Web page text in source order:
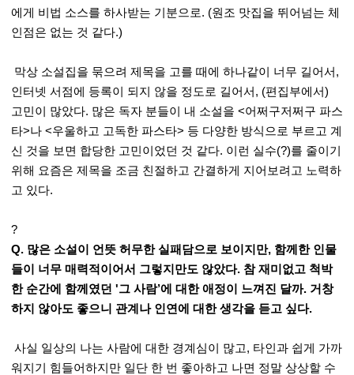
에게 비법 소스를 하사받는 기분으로. (원조 맛집을 뛰어넘는 체
인점은 없는 것 같다.)
막상 소설집을 묶으려 제목을 고를 때에 하나같이 너무 길어서,
인터넷 서점에 등록이 되지 않을 정도로 길어서, (편집부에서)
고민이 많았다. 많은 독자 분들이 내 소설을 <어쩌구저쩌구 파스
타>나 <우울하고 고독한 파스타> 등 다양한 방식으로 부르고 계
신 것을 보면 합당한 고민이었던 것 같다. 이런 실수(?)를 줄이기
위해 요즘은 제목을 조금 친절하고 간결하게 지어보려고 노력하
고 있다.
?
Q. 많은 소설이 언뜻 허무한 실패담으로 보이지만, 함께한 인물
들이 너무 매력적이어서 그렇지만도 않았다. 참 재미없고 척박
한 순간에 함께였던 '그 사람’에 대한 애정이 느껴진 달까. 거창
하지 않아도 좋으니 관계나 인연에 대한 생각을 듣고 싶다.
사실 일상의 나는 사람에 대한 경계심이 많고, 타인과 쉽게 가까
워지기 힘들어하지만 일단 한 번 좋아하고 나면 정말 상상할 수